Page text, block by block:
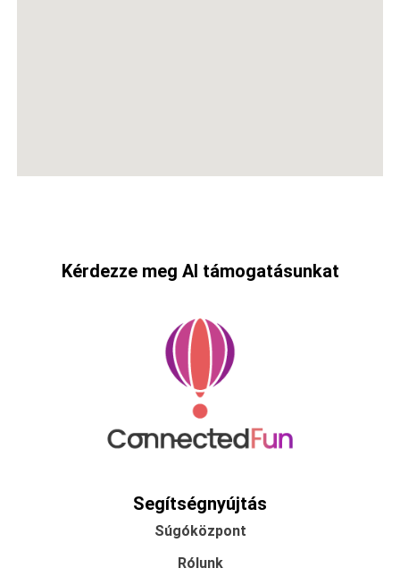
Kérdezze meg AI támogatásunkat
Segítségnyújtás
Súgóközpont
Rólunk